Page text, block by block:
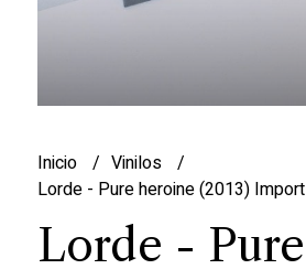
Inicio
Vinilos
Lorde - Pure heroine (2013) Import
Lorde - Pure